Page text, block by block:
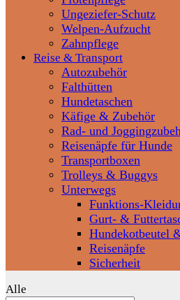
Ungeziefer-Schutz
Welpen-Aufzucht
Zahnpflege
Reise & Transport
Autozubehör
Falthütten
Hundetaschen
Käfige & Zubehör
Rad- und
Reisenäpfe für Hunde
Transportboxen
Trolleys & Buggys
Unterwegs
Funktions-
Gurt- &
Hundekotbeutel
Reisenäpfe
Sicherheit
Alle